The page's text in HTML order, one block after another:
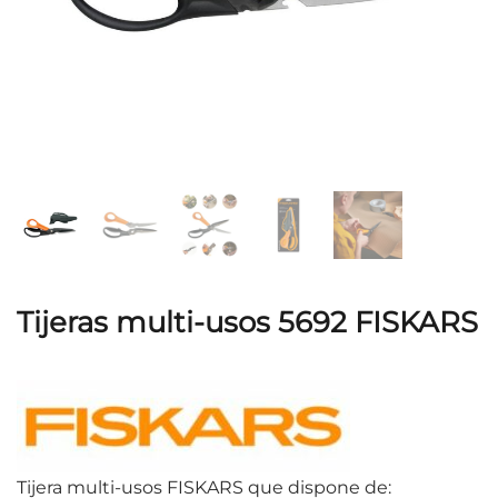
Tijeras multi-usos 5692 FISKARS
Tijera multi-usos FISKARS que dispone de: